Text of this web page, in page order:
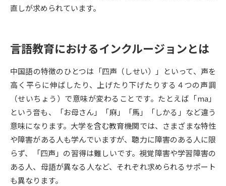
志望校・出願校を調べる
併願校選び 受験スケジュールを立てよう
先輩が入学を決めた理由 テレメール全国一斉進学調査
新生活お役立ちガイド
直しが求められています。
言語教育におけるインクルージョンとは
中国語の特徴のひとつは「四声（しせい）」といって、声を
高く平らに伸ばしたり、上げたり下げたりする４つの声調
（せいちょう）で意味が変わることです。たとえば「ma」
という音も、「お母さん」「麻」「馬」「しかる」など違う
意味になります。大学を含む教育機関では、さまざまな特性
や障害がある人も学んでいますが、聴力に障害のある人に限
らず、「四声」の習得は難しいです。視覚障害や学習障害の
ある人、母語が異なる人など、それぞれ求められるサポート
も異なります。